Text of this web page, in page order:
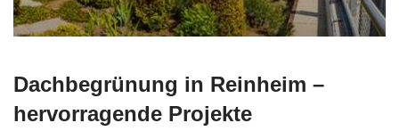
Dachbegrünung in Reinheim –
hervorragende Projekte